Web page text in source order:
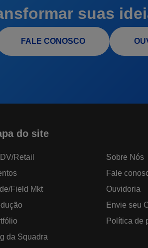
suas
FALE CONOSCO
do site
Retail
Field Mkt
da Squadra
Sobre Nós
Fale
Ouvidoria
Envie seu
Política de